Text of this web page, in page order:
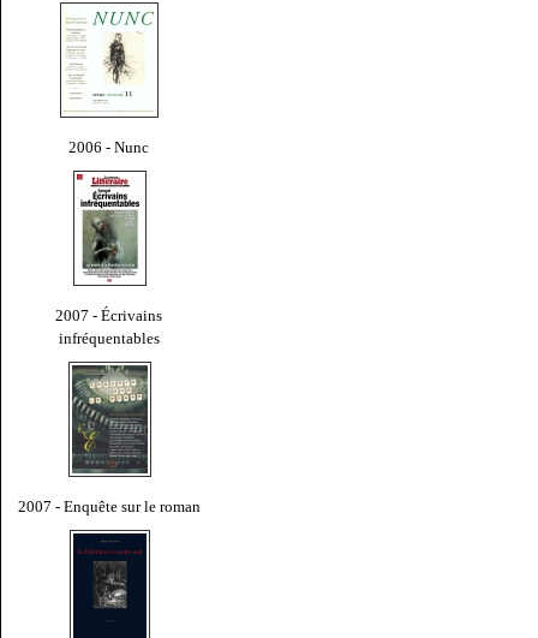
2006 - Nunc
2007 - Écrivains
infréquentables
2007 - Enquête sur le roman